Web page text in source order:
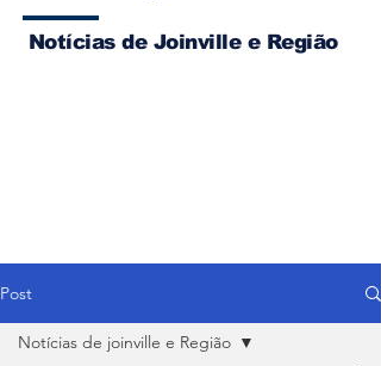
Notícias de Joinville e Região
Post
Notícias de joinville e Região